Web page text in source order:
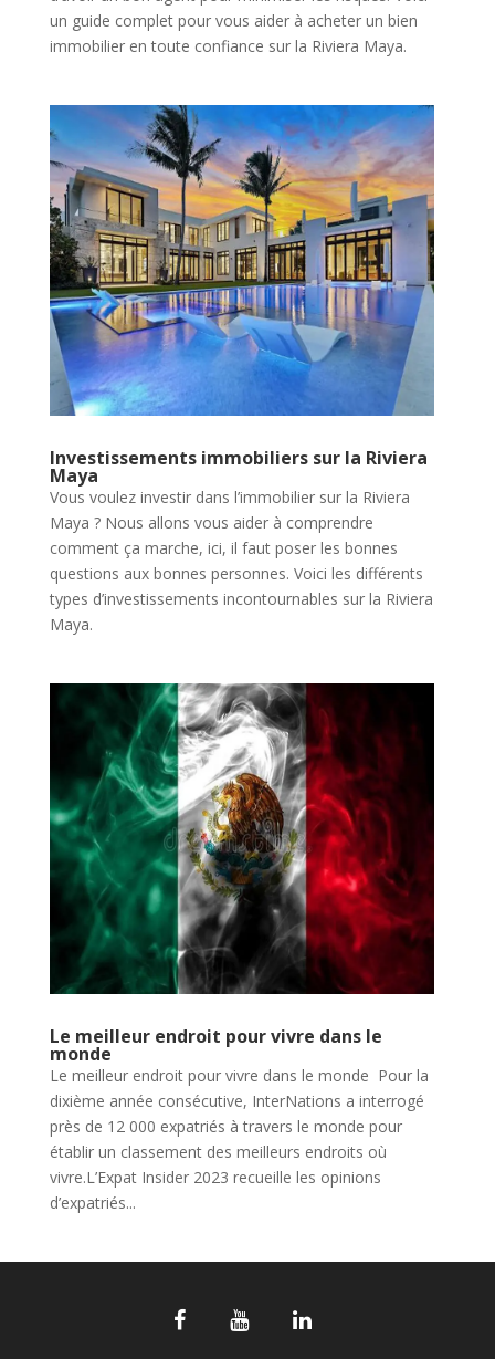
un guide complet pour vous aider à acheter un bien
immobilier en toute confiance sur la Riviera Maya.
Investissements immobiliers sur la Riviera
Maya
Vous voulez investir dans l’immobilier sur la Riviera
Maya ? Nous allons vous aider à comprendre
comment ça marche, ici, il faut poser les bonnes
questions aux bonnes personnes. Voici les différents
types d’investissements incontournables sur la Riviera
Maya.
Le meilleur endroit pour vivre dans le
monde
Le meilleur endroit pour vivre dans le monde Pour la
dixième année consécutive, InterNations a interrogé
près de 12 000 expatriés à travers le monde pour
établir un classement des meilleurs endroits où
vivre.L’Expat Insider 2023 recueille les opinions
d’expatriés...